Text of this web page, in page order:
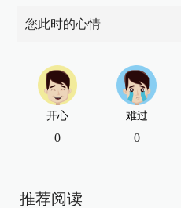
您此时的心情
开心
0
难过
0
推荐阅读